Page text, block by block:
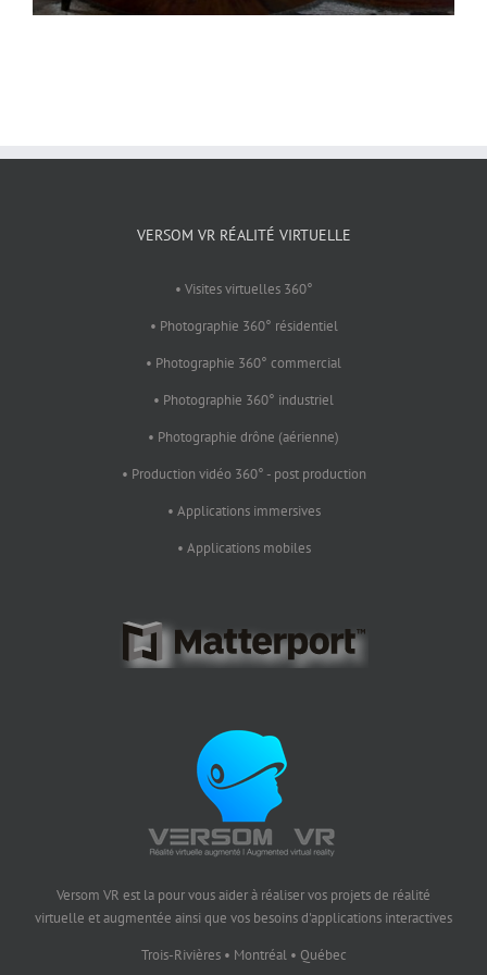
VERSOM VR RÉALITÉ VIRTUELLE
• Visites virtuelles 360°
• Photographie 360° résidentiel
• Photographie 360° commercial
• Photographie 360° industriel
• Photographie drône (aérienne)
• Production vidéo 360° - post production
• Applications immersives
• Applications mobiles
Versom VR est la pour vous aider à réaliser vos projets de réalité
virtuelle et augmentée ainsi que vos besoins d'applications interactives
Trois-Rivières • Montréal • Québec